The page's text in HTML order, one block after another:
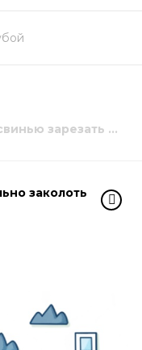
зарезать …
заколоть